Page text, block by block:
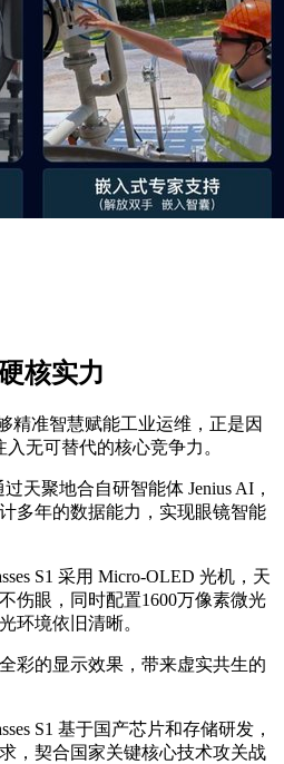
核实力
精准智慧赋能工业运维，正是因
无可替代的核心竞争力。
过天聚地合自研智能体 Jenius AI，
多年的数据能力，实现眼镜智能
S1 采用 Micro-OLED 光机，天
伤眼，同时配置1600万像素微光
环境依旧清晰。
彩的显示效果，带来虚实共生的
S1 基于国产芯片和存储研发，
，契合国家关键核心技术攻关战